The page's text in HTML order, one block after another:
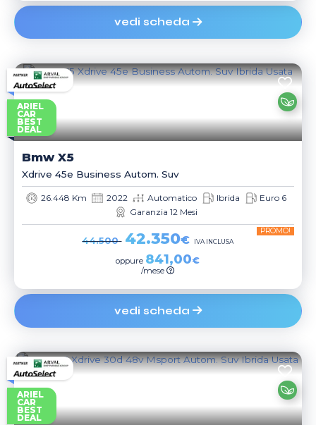
vedi scheda
ARIEL
CAR
BEST
DEAL
Bmw X5
Xdrive 45e Business Autom. Suv
26.448 Km 2022 Automatico Ibrida
Euro 6
Garanzia 12 Mesi
44.500 42.350€
PROMO!
IVA INCLUSA
oppure 841,00€
/mese
vedi scheda
ARIEL
CAR
BEST
DEAL